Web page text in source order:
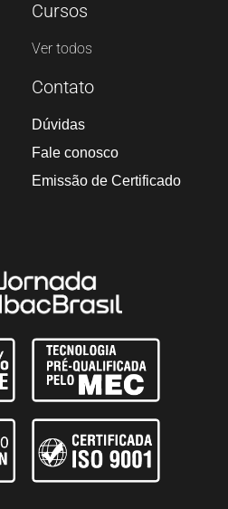
Cursos
Ver todos
Contato
Dúvidas
Fale conosco
Emissão de Certificado